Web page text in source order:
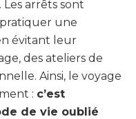
arrêts sont
pratiquer une
évitant leur
des ateliers de
Ainsi, le voyage
: c’est
de vie oublié